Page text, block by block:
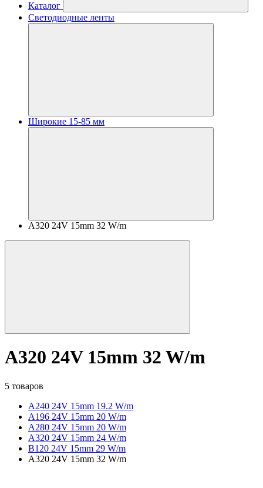
Каталог
Светодиодные ленты
Широкие 15-85 мм
A320 24V 15mm 32 W/m
A320 24V 15mm 32 W/m
5 товаров
A240 24V 15mm 19.2 W/m
A196 24V 15mm 20 W/m
A280 24V 15mm 20 W/m
A320 24V 15mm 24 W/m
B120 24V 15mm 29 W/m
A320 24V 15mm 32 W/m